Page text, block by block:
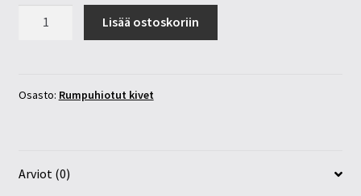
Lisää ostoskoriin
Osasto: Rumpuhiotut kivet
Arviot (0)